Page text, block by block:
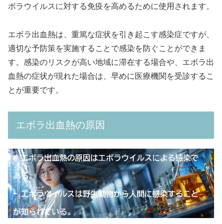
ボラウイルスに対する免疫を高めるために使用されます。
エボラ出血熱は、重篤な症状を引き起こす感染症ですが、
適切な予防策を実施することで感染を防ぐことができま
す。感染のリスクが高い地域に滞在する場合や、エボラ出
血熱の症状が現れた場合は、早めに医療機関を受診するこ
とが重要です。
エボラ出血熱の原因